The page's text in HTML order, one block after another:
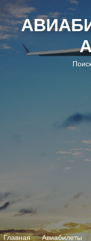
Главная Авиабилеты